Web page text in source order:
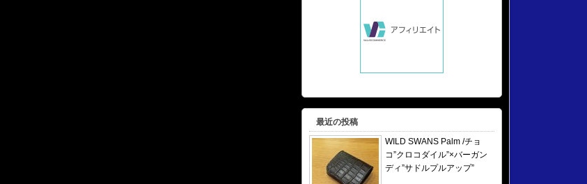
最近の投稿
WILD SWANS Palm /チョ
コ”クロコダイル”×バーガン
ディ”サドルプルアップ”